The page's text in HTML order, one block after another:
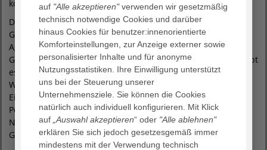
kostenloses digitales Bild erhalten.
Der Tag der offenen Tür richtet sich ebenso an Väter,
Großeltern, Geschwister und alle Interessierten, die das
Agaplesion Klinikum Hagen als einziges Krankenhaus mit
Geburtshilfe in Hagen kennenlernen möchten. Für Kinder gibt
es eine Hüpfburg sowie eine Mal- und Spielecke. Frische
Waffeln, Kaffee und Tee runden den Tag der offenen Tür ab.
Eine Anmeldung ist nicht erforderlich. Die Wege zur
Personalcafeteria, zum Kreißsaal und zur
Neugeborenenstation sind ab dem Haupteingang in der
Grünstraße 35 mit Luftballons gekennzeichnet.
auf "Alle akzeptieren"verwenden wir gesetzmäßig
technisch notwendige Cookies und darüber
hinaus Cookies für benutzer:innenorientierte
Komforteinstellungen, zur Anzeige externer sowie
personalisierter Inhalte und für anonyme
Nutzungsstatistiken. Ihre Einwilligung unterstützt
uns bei der Steuerung unserer
Unternehmensziele. Sie können die Cookies
natürlich auch individuell konfigurieren. Mit Klick
auf „Auswahl akzeptieren“ oder "Alle ablehnen"
erklären Sie sich jedoch gesetzesgemäß immer
mindestens mit der Verwendung technisch